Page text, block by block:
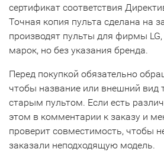
сертификат соответствия
Точная копия пульта сделана на
производят пульты для фирмы
марок, но без указания бренда.
Перед покупкой обязательно
чтобы название или внешний вид
старым пультом. Если есть
этом в комментарии к заказу и
проверит совместимость, чтобы
заказали неподходящую модель.